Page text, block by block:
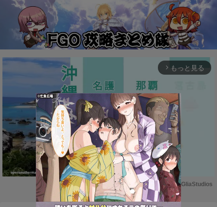
arrow_forward_ios もっと見る
M
Powered by GliaStudios